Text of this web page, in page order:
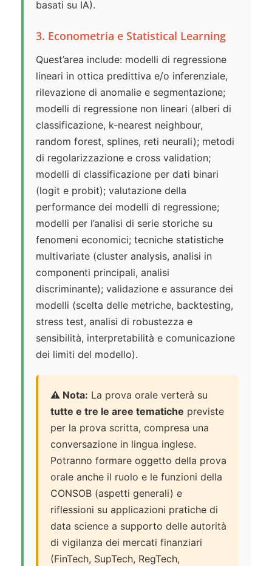
basati su IA).
3. Econometria e Statistical Learning
Quest’area include: modelli di regressione
lineari in ottica predittiva e/o inferenziale,
rilevazione di anomalie e segmentazione;
modelli di regressione non lineari (alberi di
classificazione, k-nearest neighbour,
random forest, splines, reti neurali); metodi
di regolarizzazione e cross validation;
modelli di classificazione per dati binari
(logit e probit); valutazione della
performance dei modelli di regressione;
modelli per l’analisi di serie storiche su
fenomeni economici; tecniche statistiche
multivariate (cluster analysis, analisi in
componenti principali, analisi
discriminante); validazione e assurance dei
modelli (scelta delle metriche, backtesting,
stress test, analisi di robustezza e
sensibilità, interpretabilità e comunicazione
dei limiti del modello).
⚠️ Nota: La prova orale verterà su
tutte e tre le aree tematiche previste
per la prova scritta, compresa una
conversazione in lingua inglese.
Potranno formare oggetto della prova
orale anche il ruolo e le funzioni della
CONSOB (aspetti generali) e
riflessioni su applicazioni pratiche di
data science a supporto delle autorità
di vigilanza dei mercati finanziari
(FinTech, SupTech, RegTech,